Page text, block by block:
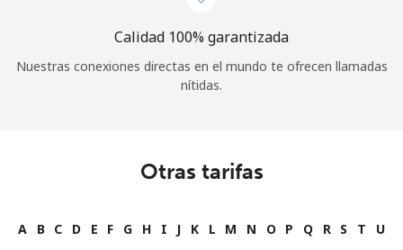
Calidad 100% garantizada
Nuestras conexiones directas en el mundo te ofrecen llamadas
nítidas.
Otras tarifas
A B C D E F G H I J K L M N O P Q R S T
U